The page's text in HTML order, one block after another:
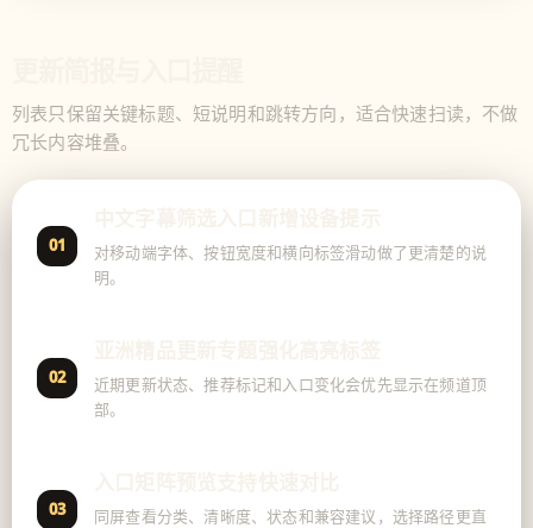
列表只保留关键标题、短说明和跳转方向，适合快速扫读，不做
冗长内容堆叠。
01
对移动端字体、按钮宽度和横向标签滑动做了更清楚的说
明。
02
近期更新状态、推荐标记和入口变化会优先显示在频道顶
部。
03
同屏查看分类、清晰度、状态和兼容建议，选择路径更直